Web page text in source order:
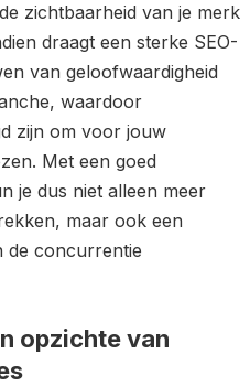
zichtbaarheid van je merk
draagt een sterke SEO-
van geloofwaardigheid
waardoor
zijn om voor jouw
Met een goed
je dus niet alleen meer
maar ook een
de concurrentie
opzichte van